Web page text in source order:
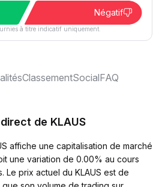
Négatif
à titre indicatif uniquement.
ClassementSocialFAQ
de KLAUS
affiche une capitalisation de marché
une variation de 0.00% au cours
Le prix actuel du KLAUS est de